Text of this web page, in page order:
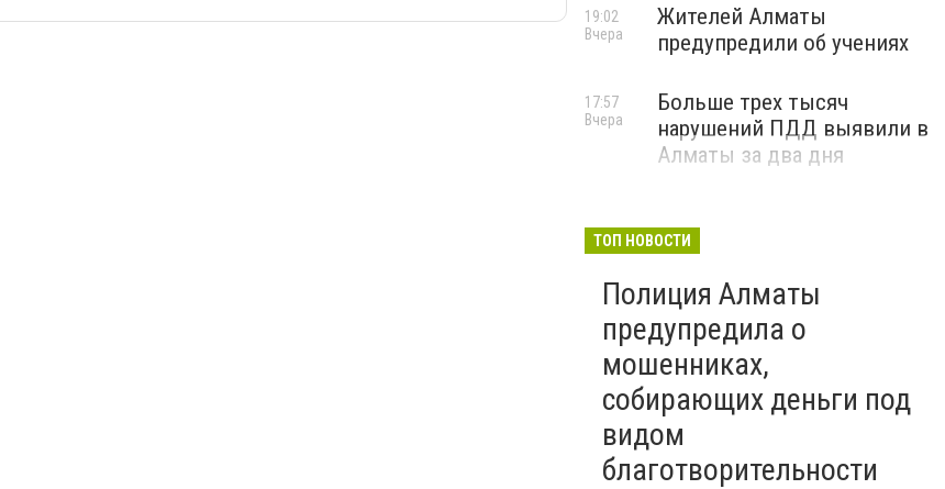
Жителей Алматы
предупредили об учениях
19:02
Вчера
Больше трех тысяч
нарушений ПДД выявили в
Алматы за два дня
17:57
Вчера
ТОП НОВОСТИ
Полиция Алматы
предупредила о
мошенниках,
собирающих деньги под
видом
благотворительности